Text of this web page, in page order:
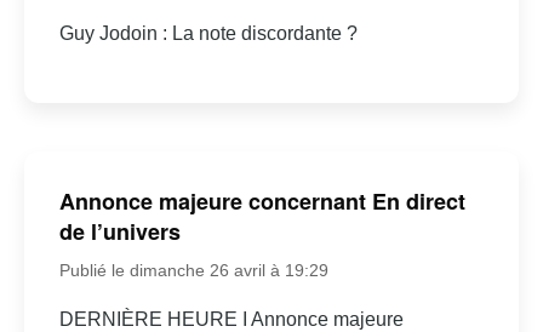
Guy Jodoin : La note discordante ?
Annonce majeure concernant En direct
de l’univers
Publié le dimanche 26 avril à 19:29
DERNIÈRE HEURE I Annonce majeure